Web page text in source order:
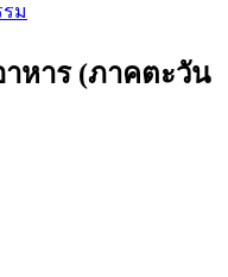
ม
หาร (ภาคตะวัน